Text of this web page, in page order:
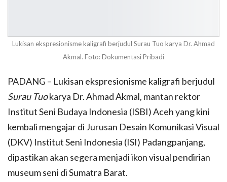
Lukisan ekspresionisme kaligrafi berjudul Surau Tuo karya Dr. Ahmad
Akmal. Foto: Dokumentasi Pribadi
PADANG – Lukisan ekspresionisme kaligrafi berjudul
Surau Tuokarya Dr. Ahmad Akmal, mantan rektor
Institut Seni Budaya Indonesia (ISBI) Aceh yang kini
kembali mengajar di Jurusan Desain Komunikasi Visual
(DKV) Institut Seni Indonesia (ISI) Padangpanjang,
dipastikan akan segera menjadi ikon visual pendirian
museum seni di Sumatra Barat.